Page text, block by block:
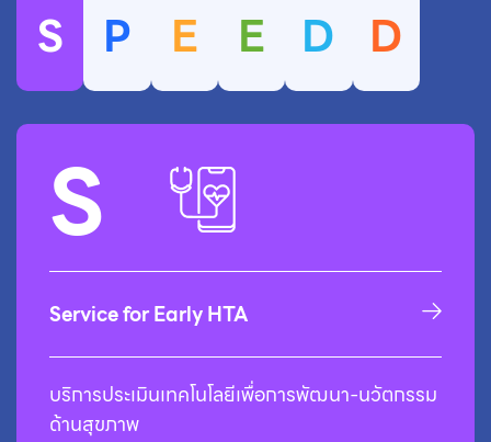
S P E E D D
S
Service for Early HTA
บริการประเมินเทคโนโลยีเพื่อการพัฒนา-นวัตกรรม
ด้านสุขภาพ